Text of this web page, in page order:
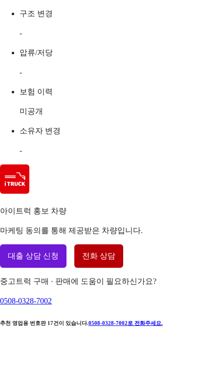
구조 변경
-
압류/저당
-
보험 이력
미공개
소유자 변경
-
아이트럭 홍보 차량
마케팅 동의를 통해 제공받은 차량입니다.
대출 상담 신청 전화 상담
중고트럭 구매 · 판매에 도움이 필요하신가요?
0508-0328-7002
추천 영업용 번호판 17건이 있습니다.0508-0328-7002 로 전화주세요.